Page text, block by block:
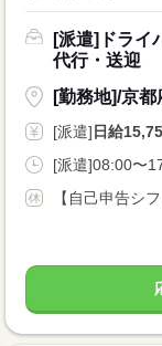
[派遣]ドライ
代行・送迎
[勤務地]/京
[派遣]日給
[派遣]08:00〜